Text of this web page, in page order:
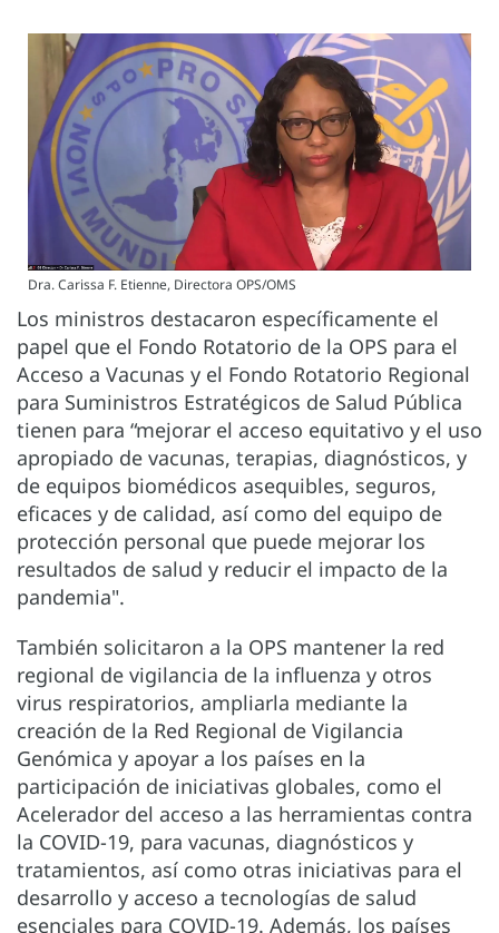
Dra. Carissa F. Etienne, Directora OPS/OMS
Los ministros destacaron específicamente el
papel que el Fondo Rotatorio de la OPS para el
Acceso a Vacunas y el Fondo Rotatorio Regional
para Suministros Estratégicos de Salud Pública
tienen para “mejorar el acceso equitativo y el uso
apropiado de vacunas, terapias, diagnósticos, y
de equipos biomédicos asequibles, seguros,
eficaces y de calidad, así como del equipo de
protección personal que puede mejorar los
resultados de salud y reducir el impacto de la
pandemia".
También solicitaron a la OPS mantener la red
regional de vigilancia de la influenza y otros
virus respiratorios, ampliarla mediante la
creación de la Red Regional de Vigilancia
Genómica y apoyar a los países en la
participación de iniciativas globales, como el
Acelerador del acceso a las herramientas contra
la COVID-19, para vacunas, diagnósticos y
tratamientos, así como otras iniciativas para el
desarrollo y acceso a tecnologías de salud
esenciales para COVID-19. Además, los países